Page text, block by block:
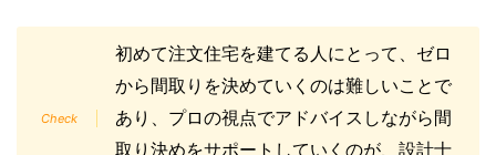
初めて注文住宅を建てる人にとって、ゼロ
から間取りを決めていくのは難しいことで
あり、プロの視点でアドバイスしながら間
取り決めをサポートしていくのが、設計士